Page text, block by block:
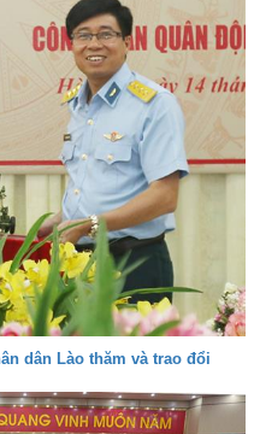
dân Lào thăm và trao đổi